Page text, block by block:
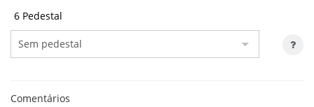
6 Pedestal
Comentários